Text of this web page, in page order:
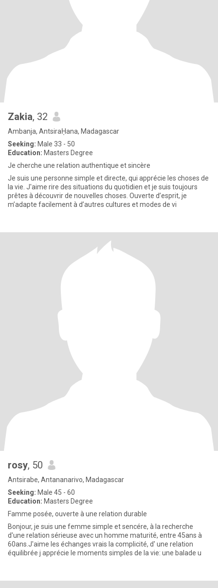
Zakia, 32
Ambanja, AntsiraḤana, Madagascar
Seeking: Male 33 - 50
Education: Masters Degree
Je cherche une relation authentique et sincère
Je suis une personne simple et directe, qui apprécie les choses de
la vie. J'aime rire des situations du quotidien et je suis toujours
prêtes à découvrir de nouvelles choses. Ouverte d’esprit, je
m’adapte facilement à d’autres cultures et modes de vi
rosy, 50
Antsirabe, Antananarivo, Madagascar
Seeking: Male 45 - 60
Education: Masters Degree
Famme posée, ouverte à une relation durable
Bonjour, je suis une femme simple et sencére, à la recherche
d'une relation sérieuse avec un homme maturité, entre 45ans à
60ans.J'aime les échanges vrais la complicité, d' une relation
équilibrée j apprécie le moments simples de la vie: une balade u